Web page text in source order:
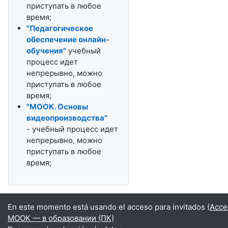
приступать в любое
время;
"Педагогическое
обеспечение онлайн-
обучения" учебный
процесс идет
непрерывно, можно
приступать в любое
время;
"МООК. Основы
видеопроизводства"
- учебный процесс идет
непрерывно, можно
приступать в любое
время;
En este momento está usando el acceso para invitados (
МООК — в образовании (ПК)